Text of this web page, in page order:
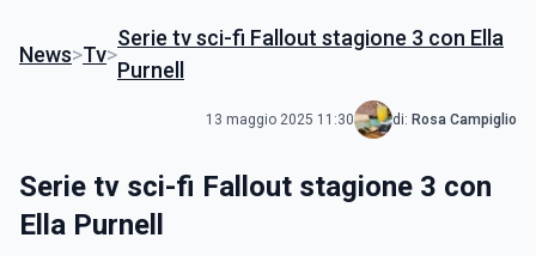
News>Tv>
Serie tv sci-fi Fallout stagione 3 con Ella
Purnell
13 maggio 2025 11:30 di: Rosa Campiglio
Serie tv sci-fi Fallout stagione 3 con
Ella Purnell